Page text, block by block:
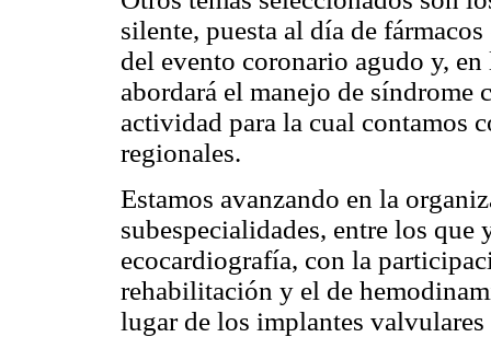
silente, puesta al día de
del evento coronario agudo y,
abordará el manejo de síndrome
actividad para la cual contamos
regionales.
Estamos avanzando en la
subespecialidades, entre los que
ecocardiografía, con la
rehabilitación y el de
lugar de los implantes